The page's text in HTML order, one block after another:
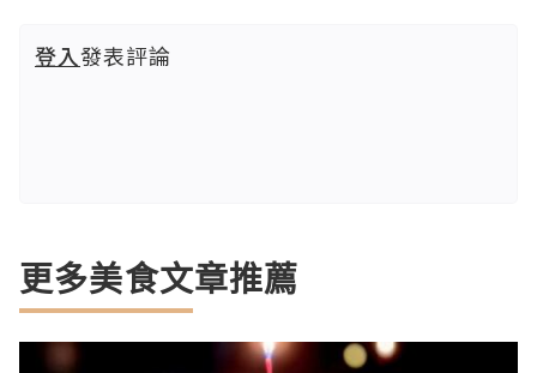
登入發表評論
更多美食文章推薦